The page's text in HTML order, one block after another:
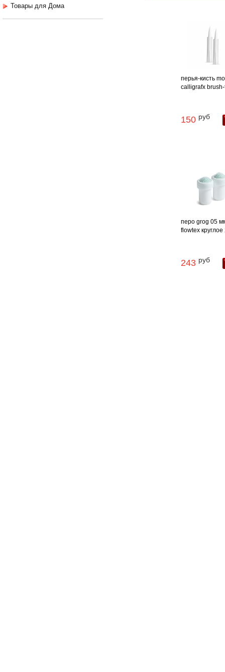
Товары для Дома
перья-кисть
calligrafx
150 руб
перо grog 05
flowtex
243 руб